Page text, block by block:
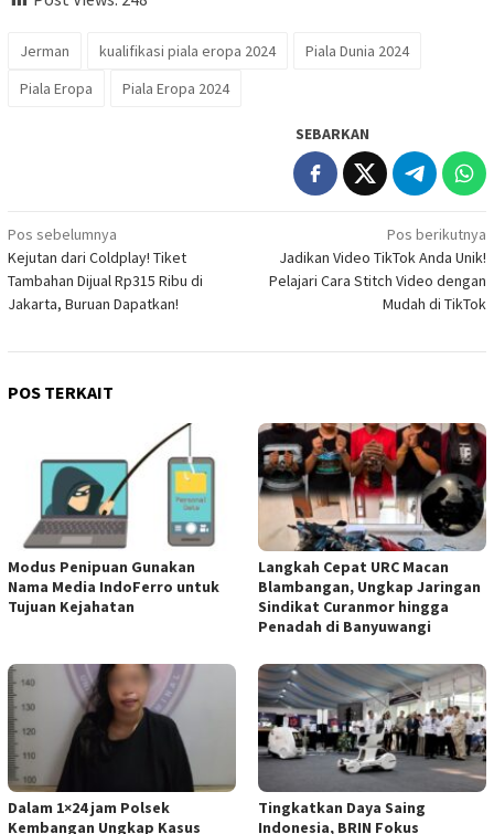
Jerman kualifikasi piala eropa 2024
Piala Dunia 2024
Piala Eropa
Piala Eropa 2024
SEBARKAN
Navigasi
pos
Pos sebelumnya
Kejutan dari Coldplay! Tiket
Tambahan Dijual Rp315 Ribu di
Jakarta, Buruan Dapatkan!
Pos berikutnya
Jadikan Video TikTok Anda Unik!
Pelajari Cara Stitch Video dengan
Mudah di TikTok
POS TERKAIT
Modus Penipuan Gunakan
Nama Media IndoFerro untuk
Tujuan Kejahatan
Langkah Cepat URC Macan
Blambangan, Ungkap Jaringan
Sindikat Curanmor hingga
Penadah di Banyuwangi
Dalam 1×24 jam Polsek
Kembangan Ungkap Kasus
Tingkatkan Daya Saing
Indonesia, BRIN Fokus